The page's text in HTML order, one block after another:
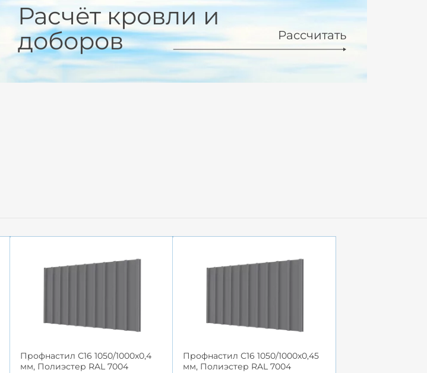
Расчёт кровли и
доборов
Рассчитать
Профнастил С16 1050/1000x0,4
мм, Полиэстер RAL 7004
Профнастил С16 1050/1000x0,45
мм, Полиэстер RAL 7004